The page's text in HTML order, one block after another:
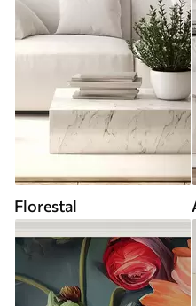
Florestal